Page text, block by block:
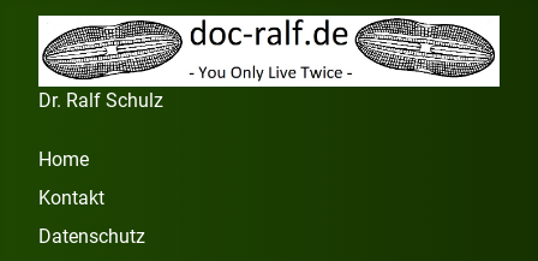
Dr. Ralf Schulz
Home
Kontakt
Datenschutz